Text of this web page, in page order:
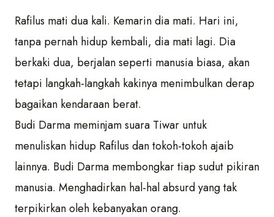
Rafilus mati dua kali. Kemarin dia mati. Hari ini,
tanpa pernah hidup kembali, dia mati lagi. Dia
berkaki dua, berjalan seperti manusia biasa, akan
tetapi langkah-langkah kakinya menimbulkan derap
bagaikan kendaraan berat.
Budi Darma meminjam suara Tiwar untuk
menuliskan hidup Rafilus dan tokoh-tokoh ajaib
lainnya. Budi Darma membongkar tiap sudut pikiran
manusia. Menghadirkan hal-hal absurd yang tak
terpikirkan oleh kebanyakan orang.